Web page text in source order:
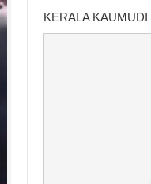
KERALA KAUMUDI